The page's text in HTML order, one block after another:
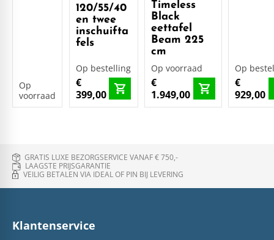
Op
voorraad
120/55/40
en twee
inschuifta
fels
Op bestelling
€
399,00
Timeless
Black
eettafel
Beam 225
cm
Op voorraad
€
1.949,00
Op
€
929,00
GRATIS LUXE BEZORGSERVICE VANAF € 750,-
LAAGSTE PRIJSGARANTIE
VEILIG BETALEN VIA IDEAL OF PIN BIJ LEVERING
Klantenservice